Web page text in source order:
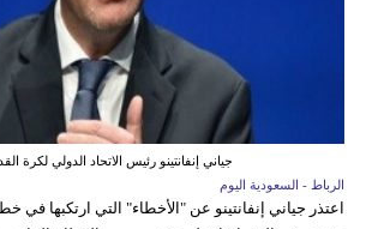
جياني إنفانتينو رئيس الاتحاد الدولي لكرة
الرباط - السعودية اليوم
اعتذر جياني إنفانتينو عن "الأخطاء" التي ارتكبها في